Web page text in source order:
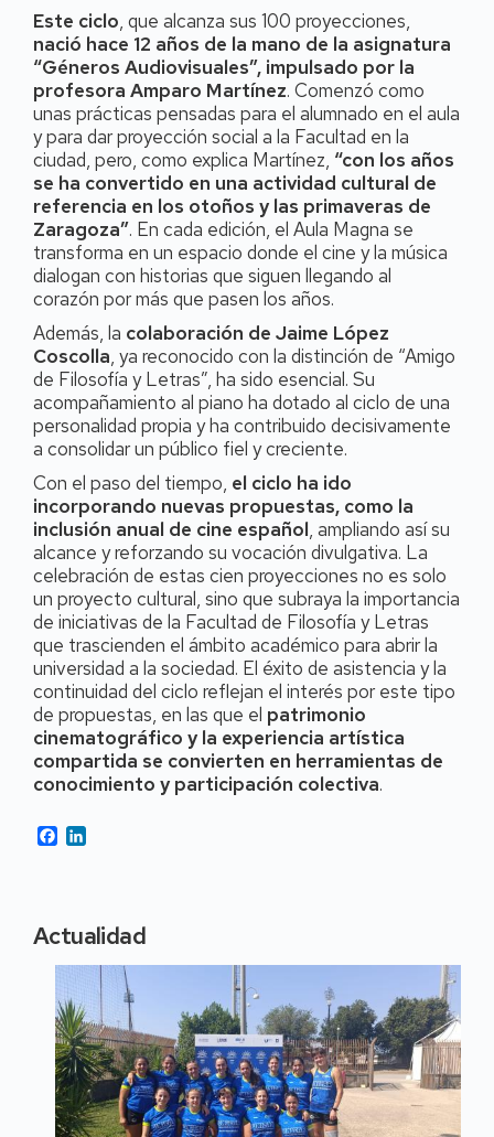
Este ciclo, que alcanza sus 100 proyecciones,
nació hace 12 años de la mano de la asignatura
“Géneros Audiovisuales”, impulsado por la
profesora Amparo Martínez. Comenzó como
unas prácticas pensadas para el alumnado en el aula
y para dar proyección social a la Facultad en la
ciudad, pero, como explica Martínez, “con los años
se ha convertido en una actividad cultural de
referencia en los otoños y las primaveras de
Zaragoza”. En cada edición, el Aula Magna se
transforma en un espacio donde el cine y la música
dialogan con historias que siguen llegando al
corazón por más que pasen los años.
Además, la colaboración de Jaime López
Coscolla, ya reconocido con la distinción de “Amigo
de Filosofía y Letras”, ha sido esencial. Su
acompañamiento al piano ha dotado al ciclo de una
personalidad propia y ha contribuido decisivamente
a consolidar un público fiel y creciente.
Con el paso del tiempo, el ciclo ha ido
incorporando nuevas propuestas, como la
inclusión anual de cine español, ampliando así su
alcance y reforzando su vocación divulgativa. La
celebración de estas cien proyecciones no es solo
un proyecto cultural, sino que subraya la importancia
de iniciativas de la Facultad de Filosofía y Letras
que trascienden el ámbito académico para abrir la
universidad a la sociedad. El éxito de asistencia y la
continuidad del ciclo reflejan el interés por este tipo
de propuestas, en las que el patrimonio
cinematográfico y la experiencia artística
compartida se convierten en herramientas de
conocimiento y participación colectiva.
Facebook
Actualidad